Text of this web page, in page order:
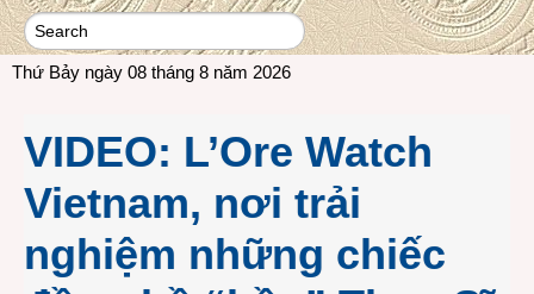
Thứ Bảy ngày 08 tháng 8 năm 2026
VIDEO: L’Ore Watch
Vietnam, nơi trải
nghiệm những chiếc